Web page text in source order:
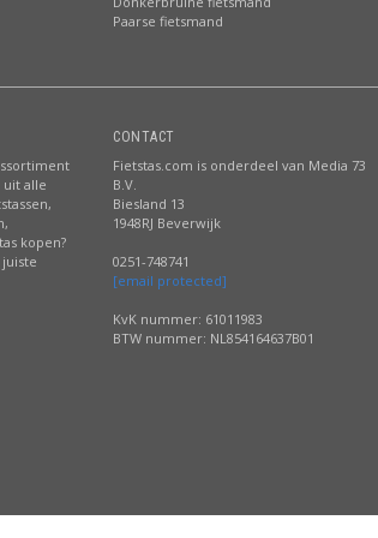
Paarse fietsmand
uit alle
kopen?
CONTACT
Fietstas.com is onderdeel van Media 73
B.V.
Biesland 13
1948RJ Beverwijk
0251-748741
[email protected]
KvK nummer: 61011983
BTW nummer: NL854164637B01